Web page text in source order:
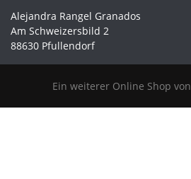
Alejandra Rangel Granados
Am Schweizersbild 2
88630 Pfullendorf
Ein weiterer Online Shop von